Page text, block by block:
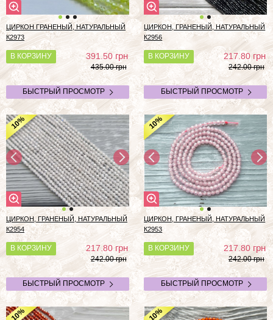
ЦИРКОН ГРАНЕНЫЙ, НАТУРАЛЬНЫЙ
К2973
В КОРЗИНУ 391.50грн
435.00 грн
БЫСТРЫЙ ПРОСМОТР
ЦИРКОН, ГРАНЕНЫЙ, НАТУРАЛЬНЫЙ
К2956
В КОРЗИНУ 217.80грн
242.00 грн
БЫСТРЫЙ ПРОСМОТР
10%
ЦИРКОН, ГРАНЕНЫЙ, НАТУРАЛЬНЫЙ
К2954
В КОРЗИНУ 217.80грн
242.00 грн
БЫСТРЫЙ ПРОСМОТР
10%
ЦИРКОН, ГРАНЕНЫЙ, НАТУРАЛЬНЫЙ
К2953
В КОРЗИНУ 217.80грн
242.00 грн
БЫСТРЫЙ ПРОСМОТР
10% 10%